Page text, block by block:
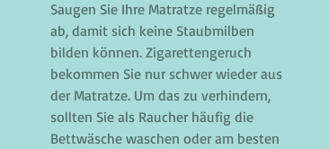
Saugen Sie Ihre Matratze regelmäßig
ab, damit sich keine Staubmilben
bilden können. Zigarettengeruch
bekommen Sie nur schwer wieder aus
der Matratze. Um das zu verhindern,
sollten Sie als Raucher häufig die
Bettwäsche waschen oder am besten